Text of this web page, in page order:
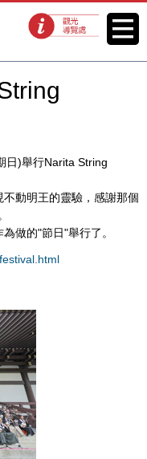
觀光導覽處 菜單
日)舉行Narita String
動明王的靈驗，感謝那個
做的"節日"舉行了。